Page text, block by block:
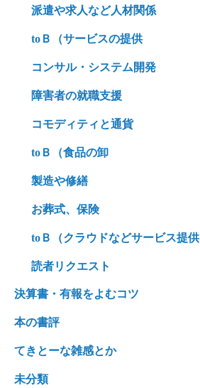
派遣や求人など人材関係
toＢ（サービスの提供
コンサル・システム開発
障害者の就職支援
コモディティと通貨
toＢ（食品の卸
製造や修繕
お葬式、保険
toＢ（クラウドなどサービス提供
読者リクエスト
決算書・有報をよむコツ
本の書評
てきとーな雑感とか
未分類